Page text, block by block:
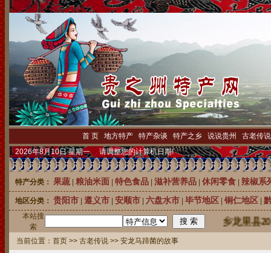
首 页 地方特产 特产杂谈 特产之乡 说说贵州
古老传说
2026年8月10日 星期一 请调整您的计算机日期!
特产分类： 果蔬 粮油米面 特色食品 滋补营养品 休闲零食 辣椒系
地区分类： 贵阳市 遵义市 安顺市 六盘水市 毕节地区 铜仁地区
本站搜
索
中国刺梨之乡龙里县20万
当前位置： 首页 >> 古老传说 >> 安龙马蹄菌的故事